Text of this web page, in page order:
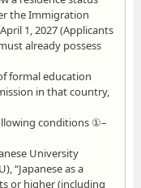
the Immigration
1, 2027 (Applicants
already possess
formal education
in that country,
conditions ①–
University
“Japanese as a
or higher (including